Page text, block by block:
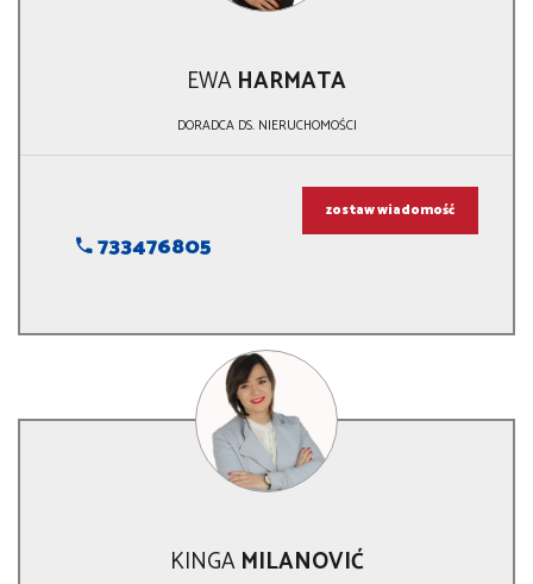
EWAHARMATA
DORADCA DS. NIERUCHOMOŚCI
733476805
zostaw wiadomość
KINGAMILANOVIĆ